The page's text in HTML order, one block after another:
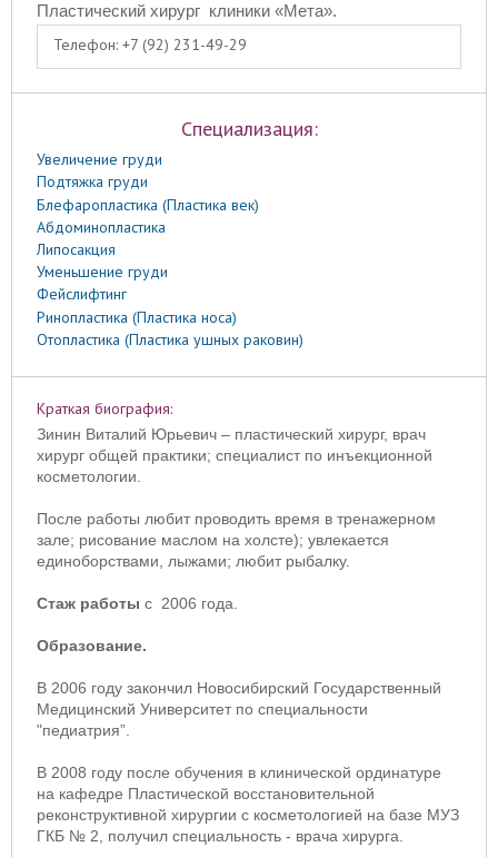
Пластический хирург клиники «Мета».
Телефон: +7 (92) 231-49-29
Специализация:
Увеличение груди
Подтяжка груди
Блефаропластика (Пластика век)
Абдоминопластика
Липосакция
Уменьшение груди
Фейслифтинг
Ринопластика (Пластика носа)
Отопластика (Пластика ушных раковин)
Краткая биография:
Зинин Виталий Юрьевич – пластический хирург, врач
хирург общей практики; специалист по инъекционной
косметологии.
После работы любит проводить время в тренажерном
зале; рисование маслом на холсте); увлекается
единоборствами, лыжами; любит рыбалку.
Стаж работы с 2006 года.
Образование.
В 2006 году закончил Новосибирский Государственный
Медицинский Университет по специальности
"педиатрия”.
В 2008 году после обучения в клинической ординатуре
на кафедре Пластической восстановительной
реконструктивной хирургии с косметологией на базе МУЗ
ГКБ № 2, получил специальность - врача хирурга.